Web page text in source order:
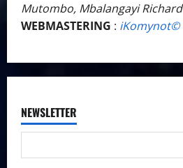
Mutombo, Mbalangayi Richard
WEBMASTERING : iKomynot©️
NEWSLETTER